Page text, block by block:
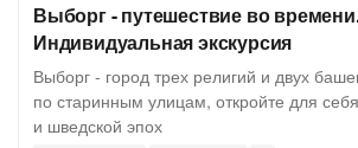
Выборг - путешествие во
Индивидуальная экскурсия
Выборг - город трех религий и двух
по старинным улицам, откройте для
и шведской эпох